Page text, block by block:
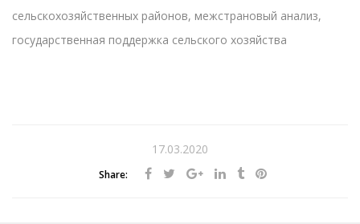
сельскохозяйственных районов, межстрановый анализ,
государственная поддержка сельского хозяйства
17.03.2020
Share: